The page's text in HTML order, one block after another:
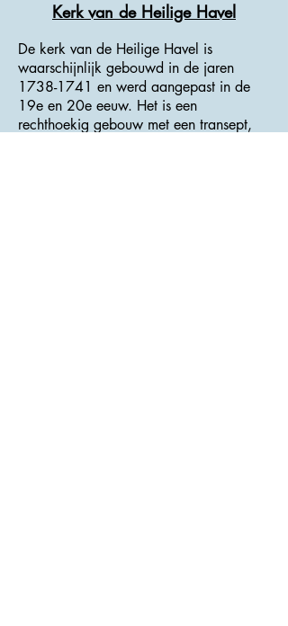
Kerk van de Heilige Havel
De kerk van de Heilige Havel is
waarschijnlijk gebouwd in de jaren
1738-1741 en werd aangepast in de
19e en 20e eeuw. Het is een
rechthoekig gebouw met een transept,